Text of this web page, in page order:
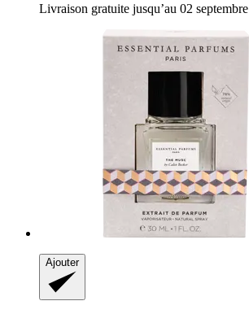
Livraison gratuite jusqu’au 02 septembre
Ajouter